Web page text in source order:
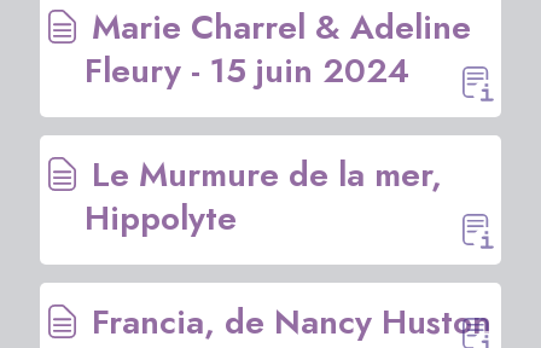
Marie Charrel & Adeline
Fleury - 15 juin 2024
Le Murmure de la mer,
Hippolyte
Francia, de Nancy Huston